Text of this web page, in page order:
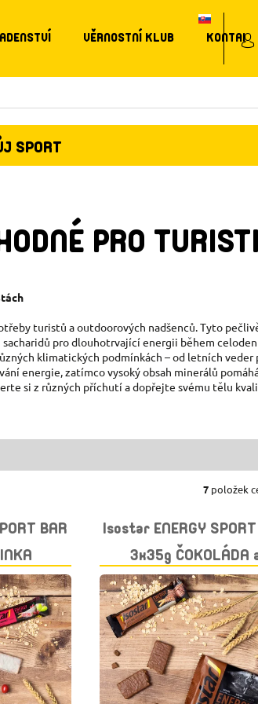
VĚRNOSTNÍ KLUB KONTAKT
SPORT
PRO
turistů a outdoorových nadšenců. Tyto
pro dlouhotrvající energii během
klimatických podmínkách – od letních veder
energie, zatímco vysoký obsah minerálů
si z různých příchutí a dopřejte svému tělu
7položek
BAR
Isostar ENERGY
3x35g ČOKOLÁDA
CEREÁLIE